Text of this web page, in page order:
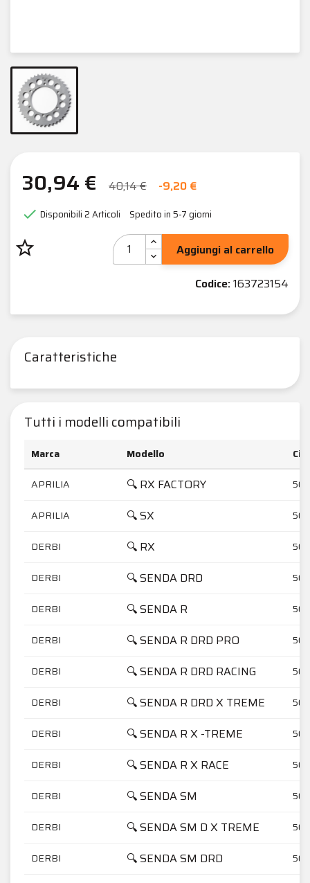
30,94 € 40,14 € -9,20 €
 Disponibili2 Articoli Spedito in 5-7 giorni
star_border
Aggiungi al carrello
Codice:163723154
Caratteristiche
Tutti i modelli compatibili
Marca Modello
APRILIA
🔍 RX FACTORY 50
APRILIA 🔍 SX 50
DERBI 🔍 RX 50
DERBI 🔍 SENDA DRD 50
DERBI 🔍 SENDA R 50
DERBI 🔍 SENDA R DRD PRO 50
DERBI 🔍 SENDA R DRD RACING 50
DERBI 🔍 SENDA R DRD X TREME 50
DERBI 🔍 SENDA R X -TREME 50
DERBI 🔍 SENDA R X RACE 50
DERBI 🔍 SENDA SM 50
DERBI 🔍 SENDA SM D X TREME 50
DERBI 🔍 SENDA SM DRD 50